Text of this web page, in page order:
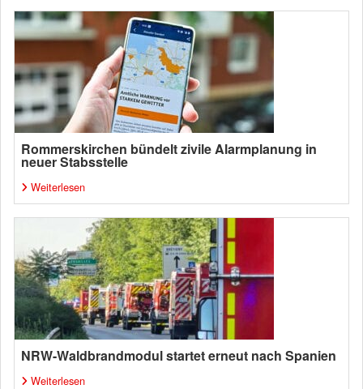
Rommerskirchen bündelt zivile Alarmplanung in
neuer Stabsstelle
Weiterlesen
NRW-Waldbrandmodul startet erneut nach Spanien
Weiterlesen